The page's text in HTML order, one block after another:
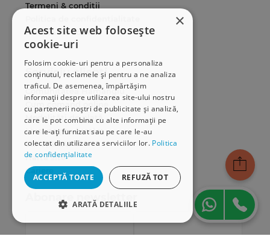
×
Acest site web folosește
cookie-uri
Folosim cookie-uri pentru a personaliza
conținutul, reclamele și pentru a ne analiza
traficul. De asemenea, împărtășim
informații despre utilizarea site-ului nostru
cu partenerii noștri de publicitate și analiză,
care le pot combina cu alte informații pe
care le-ați furnizat sau pe care le-au
colectat din utilizarea serviciilor lor. Politica
de confidențialitate
ACCEPTĂ TOATE REFUZĂ TOT
ARATĂ DETALIILE
Termeni & condiții
Politica de cookies
ANPC
Serviciu clienți
Comunitatea Hamangiu
Cum comand online
Modalități de plată
Livrarea produselor
SEAP/SICAP
Hartă site
Cariere
Abonare newsletter